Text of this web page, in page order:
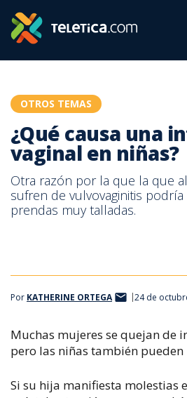
OTROS TEMAS
¿Qué causa una
vaginal en niñas?
Otra razón por la que la que
sufren de vulvovaginitis
prendas muy talladas.
Por KATHERINE ORTEGA 24 de
Muchas mujeres se quejan de
pero las niñas también pueden
Si su hija manifiesta molestias